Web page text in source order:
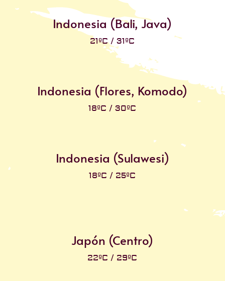
Indonesia (Bali, Java)
21ºC / 31ºC
Indonesia (Flores, Komodo)
18ºC / 30ºC
Indonesia (Sulawesi)
18ºC / 25ºC
Japón (Centro)
22ºC / 29ºC